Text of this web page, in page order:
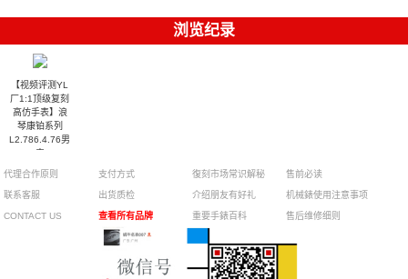
浏览纪录
【视频评测YL
厂1:1顶级复刻
高仿手表】浪
琴康铂系列
L2.786.4.76男
表
代理合作原则
联系客服
CONTACT US
支付方式
出货质检
查看所有品牌
復刻市场常识解秘
介绍朋友有好礼
重要手錶百科
售前必读
机械錶使用注意事项
售后维修细则